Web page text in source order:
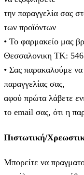
την παραγγελία σας
των προϊόντων
• Το φαρμακείο μας
Θεσσαλονικη ΤΚ:
• Σας παρακαλούμε
παραγγελίας σας,
αφού πρώτα λάβετε
το email σας, ότι η
Πιστωτική/
Μπορείτε να